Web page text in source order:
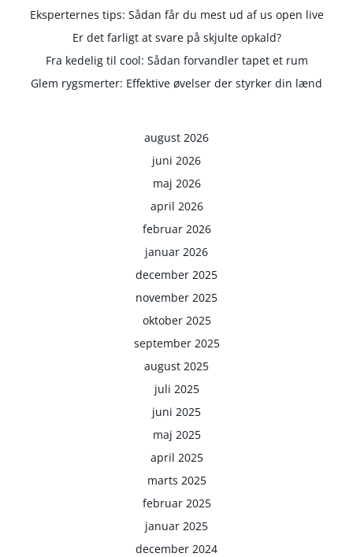
Eksperternes tips: Sådan får du mest ud af us open live
Er det farligt at svare på skjulte opkald?
Fra kedelig til cool: Sådan forvandler tapet et rum
Glem rygsmerter: Effektive øvelser der styrker din lænd
august 2026
juni 2026
maj 2026
april 2026
februar 2026
januar 2026
december 2025
november 2025
oktober 2025
september 2025
august 2025
juli 2025
juni 2025
maj 2025
april 2025
marts 2025
februar 2025
januar 2025
december 2024